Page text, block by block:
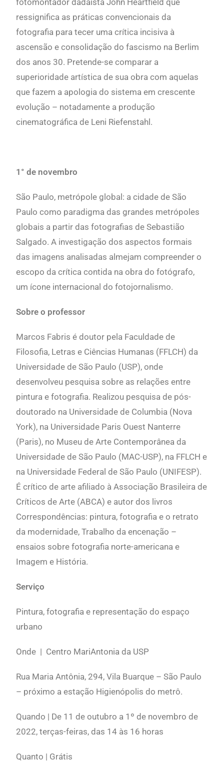
fotomontador dadaísta John Heartfield que
ressignifica as práticas convencionais da
fotografia para tecer uma crítica incisiva à
ascensão e consolidação do fascismo na Berlim
dos anos 30. Pretende-se comparar a
superioridade artística de sua obra com aquelas
que fazem a apologia do sistema em crescente
evolução – notadamente a produção
cinematográfica de Leni Riefenstahl.
1° de novembro
São Paulo, metrópole global: a cidade de São
Paulo como paradigma das grandes metrópoles
globais a partir das fotografias de Sebastião
Salgado. A investigação dos aspectos formais
das imagens analisadas almejam compreender o
escopo da crítica contida na obra do fotógrafo,
um ícone internacional do fotojornalismo.
Sobre o professor
Marcos Fabris é doutor pela Faculdade de
Filosofia, Letras e Ciências Humanas (FFLCH) da
Universidade de São Paulo (USP), onde
desenvolveu pesquisa sobre as relações entre
pintura e fotografia. Realizou pesquisa de pós-
doutorado na Universidade de Columbia (Nova
York), na Universidade Paris Ouest Nanterre
(Paris), no Museu de Arte Contemporânea da
Universidade de São Paulo (MAC-USP), na FFLCH e
na Universidade Federal de São Paulo (UNIFESP).
É crítico de arte afiliado à Associação Brasileira de
Críticos de Arte (ABCA) e autor dos livros
Correspondências: pintura, fotografia e o retrato
da modernidade,Trabalho da encenação –
ensaios sobre fotografia norte-americana e
Imagem e História.
Serviço
Pintura, fotografia e representação do espaço
urbano
Onde | Centro MariAntonia da USP
Rua Maria Antônia, 294, Vila Buarque – São Paulo
– próximo a estação Higienópolis do metrô.
Quando | De 11 de outubro a 1º de novembro de
2022, terças-feiras, das 14 às 16 horas
Quanto | Grátis